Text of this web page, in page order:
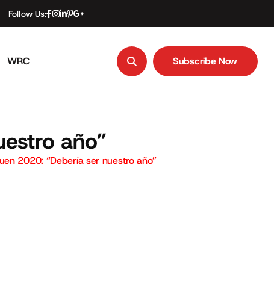
Follow Us:
WRC Subscribe Now
año”
2020: “Debería ser nuestro año”